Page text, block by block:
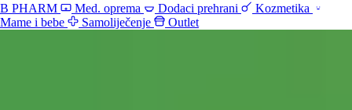
B PHARM Med. oprema Dodaci prehrani
Kozmetika
Mame i bebe
Samoliječenje Outlet